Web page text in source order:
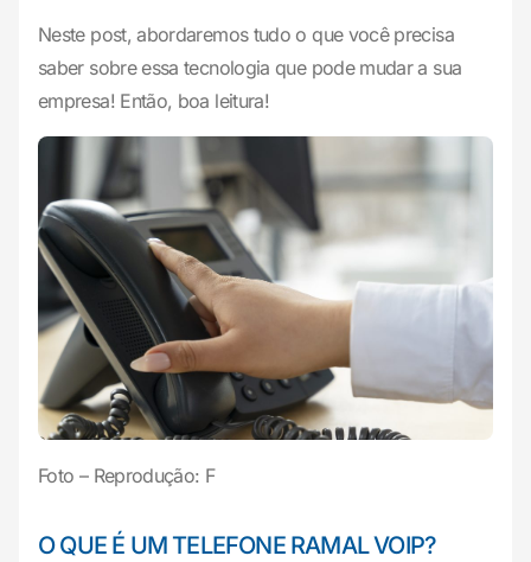
Neste post, abordaremos tudo o que você precisa
saber sobre essa tecnologia que pode mudar a sua
empresa! Então, boa leitura!
Foto – Reprodução: F
O QUE É UM TELEFONE RAMAL VOIP?